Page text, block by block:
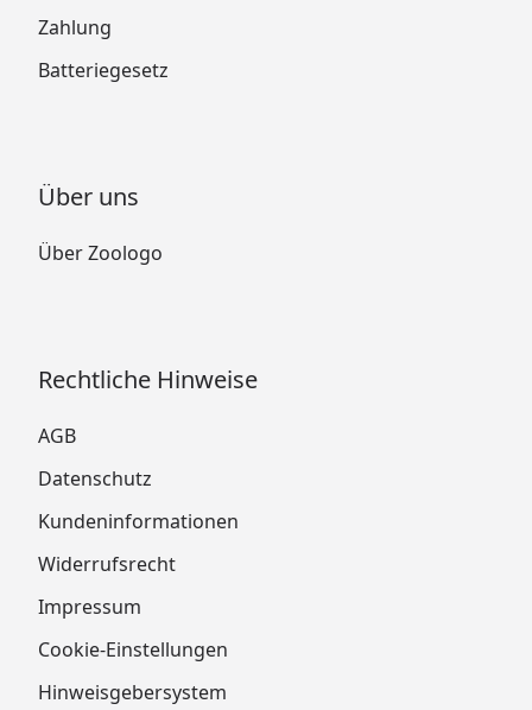
Zahlung
Batteriegesetz
Über uns
Über Zoologo
Rechtliche Hinweise
AGB
Datenschutz
Kundeninformationen
Widerrufsrecht
Impressum
Cookie-Einstellungen
Hinweisgebersystem